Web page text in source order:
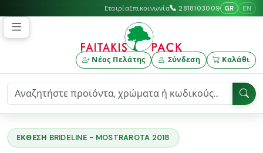
ΕταιρίαΕπικοινωνία 2818103009 GR EN
Νέος Πελάτης Σύνδεση Καλάθι
ΕΚΘΕΣΗ BRIDELINE - MOSTRAROTA 2018